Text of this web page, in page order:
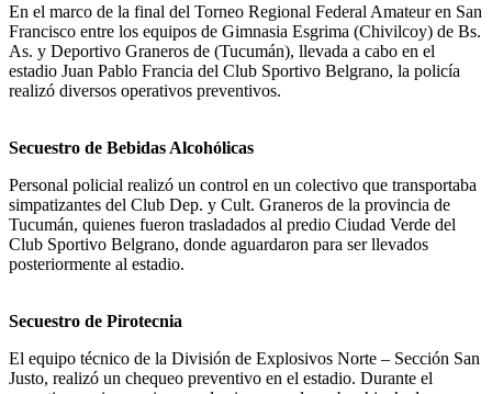
En el marco de la final del Torneo Regional Federal Amateur en San
Francisco entre los equipos de Gimnasia Esgrima (Chivilcoy) de Bs.
As. y Deportivo Graneros de (Tucumán), llevada a cabo en el
estadio Juan Pablo Francia del Club Sportivo Belgrano, la policía
realizó diversos operativos preventivos.
Secuestro de Bebidas Alcohólicas
Personal policial realizó un control en un colectivo que transportaba
simpatizantes del Club Dep. y Cult. Graneros de la provincia de
Tucumán, quienes fueron trasladados al predio Ciudad Verde del
Club Sportivo Belgrano, donde aguardaron para ser llevados
posteriormente al estadio.
Secuestro de Pirotecnia
El equipo técnico de la División de Explosivos Norte – Sección San
Justo, realizó un chequeo preventivo en el estadio. Durante el